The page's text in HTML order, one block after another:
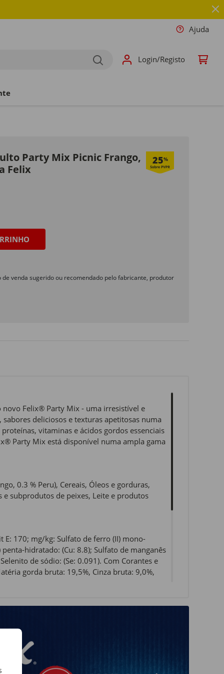
Ajuda
Login/Registo
Party Mix Picnic Frango,
Felix
25%
de venda sugerido ou recomendado pelo fabricante, produtor
Felix® Party Mix - uma irresistível e
deliciosos e texturas apetitosas numa
vitaminas e ácidos gordos essenciais
Party Mix está disponível numa ampla gama
0.3 % Peru), Cereais, Óleos e gorduras,
e subprodutos de peixes, Leite e produtos
E: 170; mg/kg: Sulfato de ferro (II) mono-
hidratado: (Cu: 8.8); Sulfato de manganês
de sódio: (Se: 0.091). Com Corantes e
gorda bruta: 19,5%, Cinza bruta: 9,0%,